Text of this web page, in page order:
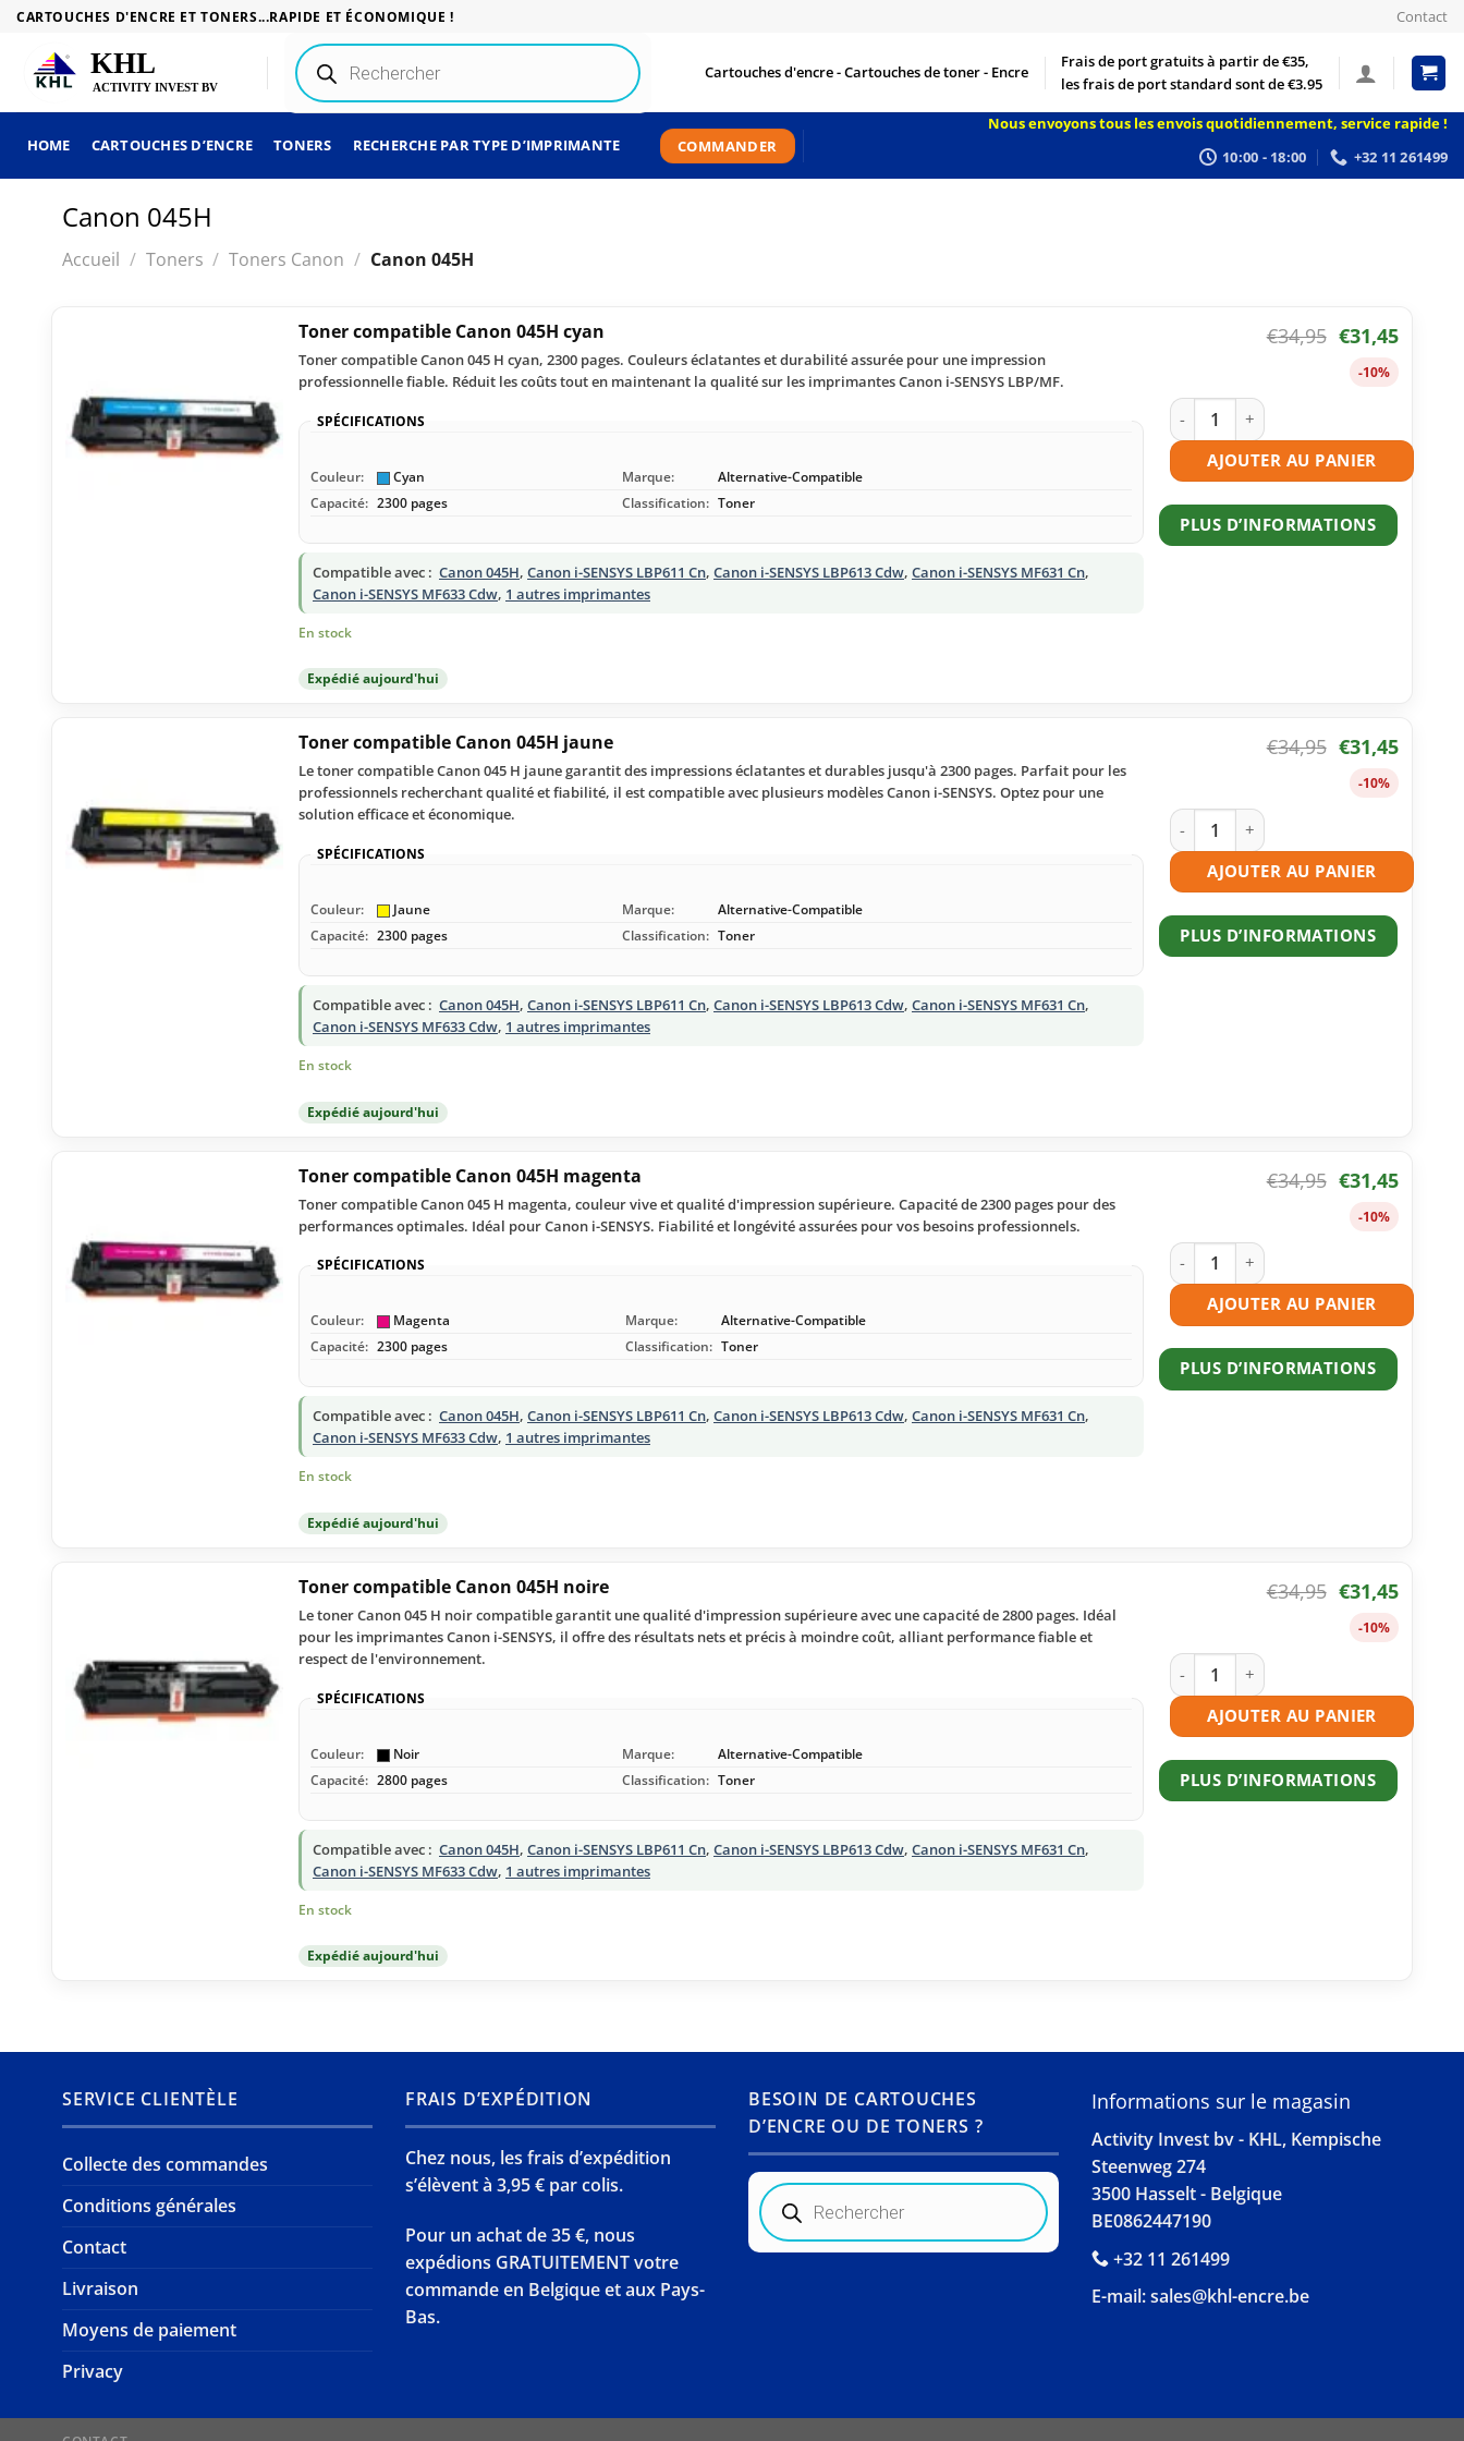
Passer
contenu
CARTOUCHES D'ENCRE ET TONERS...RAPIDE ET ÉCONOMIQUE ! Contact
Recherche
de
produits Cartouches d'encre - Cartouches de toner - Encre
Frais de port gratuits à partir de €35,
les frais de port standard sont de €3.95
HOME CARTOUCHES D’ENCRE TONERS RECHERCHE PAR TYPE D’IMPRIMANTE COMMANDER
Nous envoyons tous les envois quotidiennement, service rapide !
10:00 - 18:00
+32 11 261499
Canon 045H
Accueil / Toners / Toners Canon / Canon 045H
Toner compatible Canon 045H cyan
Toner compatible Canon 045 H cyan, 2300 pages. Couleurs éclatantes et durabilité assurée pour une impression
professionnelle fiable. Réduit les coûts tout en maintenant la qualité sur les imprimantes Canon i-SENSYS LBP/MF.
SPÉCIFICATIONS
Couleur: Cyan Marque:
Alternative-Compatible
Capacité: 2300 pages Classification: Toner
Compatible avec : Canon 045H, Canon i-SENSYS LBP611 Cn, Canon i-SENSYS LBP613 Cdw, Canon i-SENSYS MF631 Cn,
Canon i-SENSYS MF633 Cdw, 1 autres imprimantes
En stock
Expédié aujourd'hui
€34,95 €31,45
-10%
quantité de Toner compatible Canon
AJOUTER AU PANIER
PLUS D’INFORMATIONS
Toner compatible Canon 045H jaune
Le toner compatible Canon 045 H jaune garantit des impressions éclatantes et durables jusqu'à 2300 pages. Parfait pour les
professionnels recherchant qualité et fiabilité, il est compatible avec plusieurs modèles Canon i-SENSYS. Optez pour une
solution efficace et économique.
SPÉCIFICATIONS
Couleur: Jaune Marque:
Alternative-Compatible
Capacité: 2300 pages Classification: Toner
Compatible avec : Canon 045H, Canon i-SENSYS LBP611 Cn, Canon i-SENSYS LBP613 Cdw, Canon i-SENSYS MF631 Cn,
Canon i-SENSYS MF633 Cdw, 1 autres imprimantes
En stock
Expédié aujourd'hui
€34,95 €31,45
-10%
quantité de Toner compatible Canon
AJOUTER AU PANIER
PLUS D’INFORMATIONS
Toner compatible Canon 045H magenta
Toner compatible Canon 045 H magenta, couleur vive et qualité d'impression supérieure. Capacité de 2300 pages pour des
performances optimales. Idéal pour Canon i-SENSYS. Fiabilité et longévité assurées pour vos besoins professionnels.
SPÉCIFICATIONS
Couleur: Magenta Marque:
Alternative-Compatible
Capacité: 2300 pages Classification: Toner
Compatible avec : Canon 045H, Canon i-SENSYS LBP611 Cn, Canon i-SENSYS LBP613 Cdw, Canon i-SENSYS MF631 Cn,
Canon i-SENSYS MF633 Cdw, 1 autres imprimantes
En stock
Expédié aujourd'hui
€34,95 €31,45
-10%
quantité de Toner compatible Canon
AJOUTER AU PANIER
PLUS D’INFORMATIONS
Toner compatible Canon 045H noire
Le toner Canon 045 H noir compatible garantit une qualité d'impression supérieure avec une capacité de 2800 pages. Idéal
pour les imprimantes Canon i-SENSYS, il offre des résultats nets et précis à moindre coût, alliant performance fiable et
respect de l'environnement.
SPÉCIFICATIONS
Couleur: Noir Marque:
Alternative-Compatible
Capacité: 2800 pages Classification: Toner
Compatible avec : Canon 045H, Canon i-SENSYS LBP611 Cn, Canon i-SENSYS LBP613 Cdw, Canon i-SENSYS MF631 Cn,
Canon i-SENSYS MF633 Cdw, 1 autres imprimantes
En stock
Expédié aujourd'hui
€34,95 €31,45
-10%
quantité de Toner compatible Canon
AJOUTER AU PANIER
PLUS D’INFORMATIONS
SERVICE CLIENTÈLE
Collecte des commandes
Conditions générales
Contact
Livraison
Moyens de paiement
Privacy
FRAIS D’EXPÉDITION
Chez nous, les frais d’expédition
s’élèvent à 3,95 € par colis.
Pour un achat de 35 €, nous
expédions GRATUITEMENT votre
commande en Belgique et aux Pays-
Bas.
BESOIN DE CARTOUCHES
D’ENCRE OU DE TONERS ?
Recherche
de
produits
Informations sur le magasin
Activity Invest bv - KHL, Kempische
Steenweg 274
3500 Hasselt - Belgique
BE0862447190
+32 11 261499
E-mail:sales@khl-encre.be